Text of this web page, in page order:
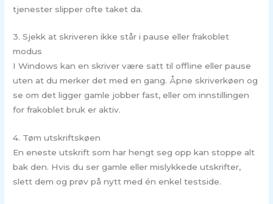
tjenester slipper ofte taket da.
3. Sjekk at skriveren ikke står i pause eller frakoblet
modus
I Windows kan en skriver være satt til offline eller pause
uten at du merker det med en gang. Åpne skriverkøen og
se om det ligger gamle jobber fast, eller om innstillingen
for frakoblet bruk er aktiv.
4. Tøm utskriftskøen
En eneste utskrift som har hengt seg opp kan stoppe alt
bak den. Hvis du ser gamle eller mislykkede utskrifter,
slett dem og prøv på nytt med én enkel testside.